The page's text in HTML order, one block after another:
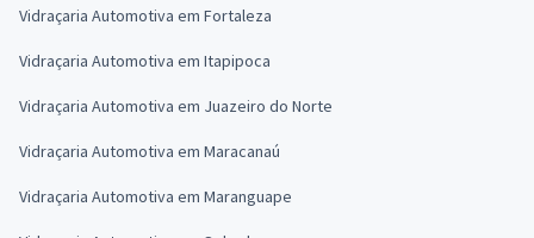
Vidraçaria Automotiva em Fortaleza
Vidraçaria Automotiva em Itapipoca
Vidraçaria Automotiva em Juazeiro do Norte
Vidraçaria Automotiva em Maracanaú
Vidraçaria Automotiva em Maranguape